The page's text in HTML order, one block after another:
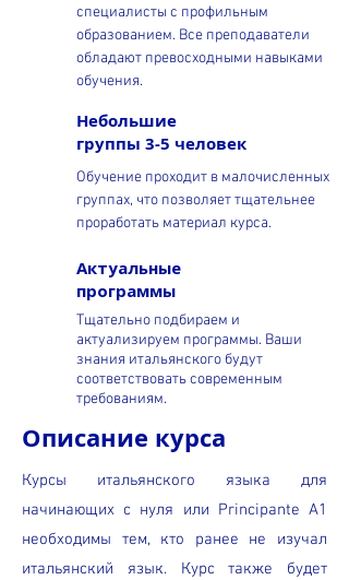
специалисты с профильным
образованием. Все преподаватели
обладают превосходными навыками
обучения.
Небольшие
группы 3-5 человек
Обучение проходит в малочисленных
группах, что позволяет тщательнее
проработать материал курса.
Актуальные
программы
Тщательно подбираем и
актуализируем программы. Ваши
знания итальянского будут
соответствовать современным
требованиям.
Описание курса
Курсы итальянского языка для
начинающих с нуля или Principante A1
необходимы тем, кто ранее не изучал
итальянский язык. Курс также будет